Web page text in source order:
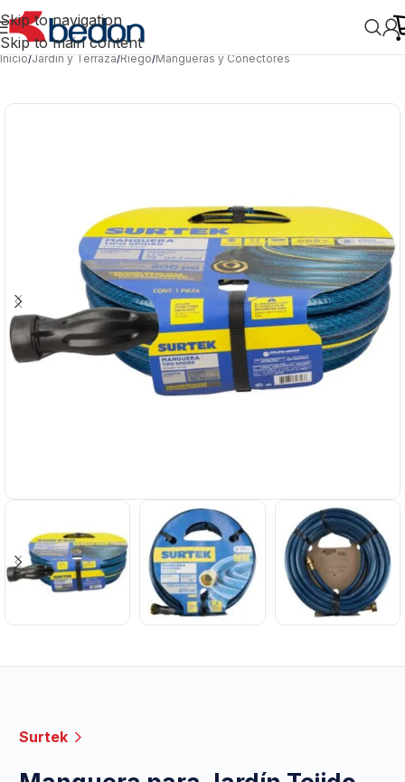
Skip to navigation
Skip to main content
Inicio/Jardín y Terraza/Riego/Mangueras y Conectores
Surtek